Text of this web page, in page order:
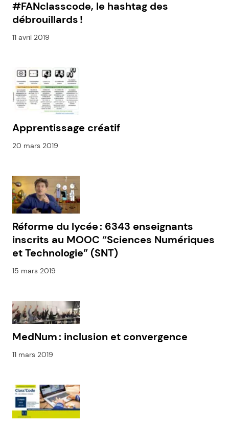
#FANclasscode, le hashtag des
débrouillards !
11 avril 2019
Apprentissage créatif
20 mars 2019
Réforme du lycée : 6343 enseignants
inscrits au MOOC “Sciences Numériques
et Technologie” (SNT)
15 mars 2019
MedNum : inclusion et convergence
11 mars 2019